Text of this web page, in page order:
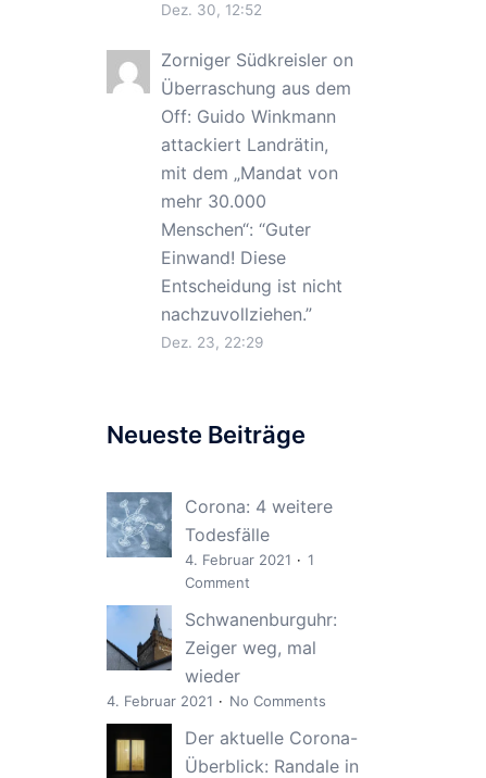
Dez. 30, 12:52
Zorniger Südkreisleron
Überraschung aus dem
Off: Guido Winkmann
attackiert Landrätin,
mit dem „Mandat von
mehr 30.000
Menschen“: “Guter
Einwand! Diese
Entscheidung ist nicht
nachzuvollziehen.”
Dez. 23, 22:29
Neueste Beiträge
Corona: 4 weitere
Todesfälle
4. Februar 2021
1
Comment
Schwanenburguhr:
Zeiger weg, mal
wieder
4. Februar 2021 No Comments
Der aktuelle Corona-
Überblick: Randale in